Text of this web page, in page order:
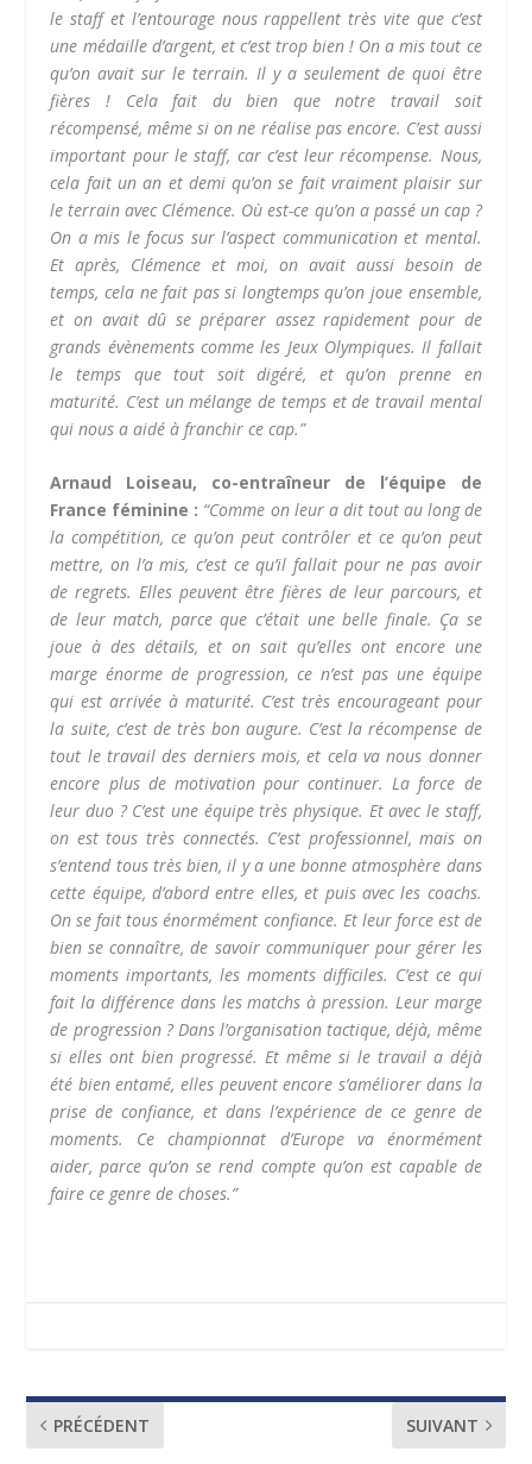
le staff et l’entourage nous rappellent très vite que c’est
une médaille d’argent, et c’est trop bien ! On a mis tout ce
qu’on avait sur le terrain. Il y a seulement de quoi être
fières ! Cela fait du bien que notre travail soit
récompensé, même si on ne réalise pas encore. C’est aussi
important pour le staff, car c’est leur récompense. Nous,
cela fait un an et demi qu’on se fait vraiment plaisir sur
le terrain avec Clémence. Où est-ce qu’on a passé un cap ?
On a mis le focus sur l’aspect communication et mental.
Et après, Clémence et moi, on avait aussi besoin de
temps, cela ne fait pas si longtemps qu’on joue ensemble,
et on avait dû se préparer assez rapidement pour de
grands évènements comme les Jeux Olympiques. Il fallait
le temps que tout soit digéré, et qu’on prenne en
maturité. C’est un mélange de temps et de travail mental
qui nous a aidé à franchir ce cap.”
Arnaud Loiseau, co-entraîneur de l’équipe de
France féminine : “Comme on leur a dit tout au long de
la compétition, ce qu’on peut contrôler et ce qu’on peut
mettre, on l’a mis, c’est ce qu’il fallait pour ne pas avoir
de regrets. Elles peuvent être fières de leur parcours, et
de leur match, parce que c’était une belle finale. Ça se
joue à des détails, et on sait qu’elles ont encore une
marge énorme de progression, ce n’est pas une équipe
qui est arrivée à maturité. C’est très encourageant pour
la suite, c’est de très bon augure. C’est la récompense de
tout le travail des derniers mois, et cela va nous donner
encore plus de motivation pour continuer. La force de
leur duo ? C’est une équipe très physique. Et avec le staff,
on est tous très connectés. C’est professionnel, mais on
s’entend tous très bien, il y a une bonne atmosphère dans
cette équipe, d’abord entre elles, et puis avec les coachs.
On se fait tous énormément confiance. Et leur force est de
bien se connaître, de savoir communiquer pour gérer les
moments importants, les moments difficiles. C’est ce qui
fait la différence dans les matchs à pression. Leur marge
de progression ? Dans l’organisation tactique, déjà, même
si elles ont bien progressé. Et même si le travail a déjà
été bien entamé, elles peuvent encore s’améliorer dans la
prise de confiance, et dans l’expérience de ce genre de
moments. Ce championnat d’Europe va énormément
aider, parce qu’on se rend compte qu’on est capable de
faire ce genre de choses.”
PRÉCÉDENT SUIVANT